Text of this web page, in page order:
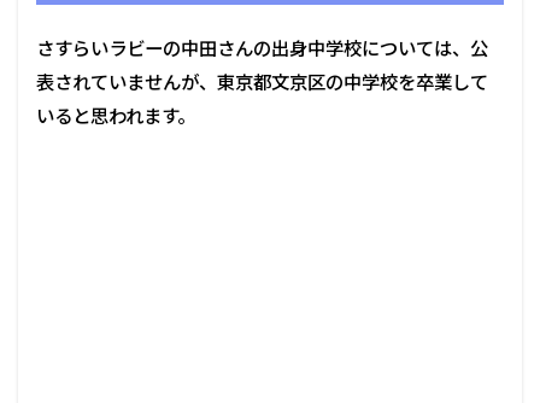
さすらいラビーの中田さんの出身中学校については、公
表されていませんが、東京都文京区の中学校を卒業して
いると思われます。